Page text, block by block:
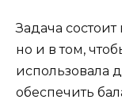
Задача
но и в том,
использовала
обеспечить